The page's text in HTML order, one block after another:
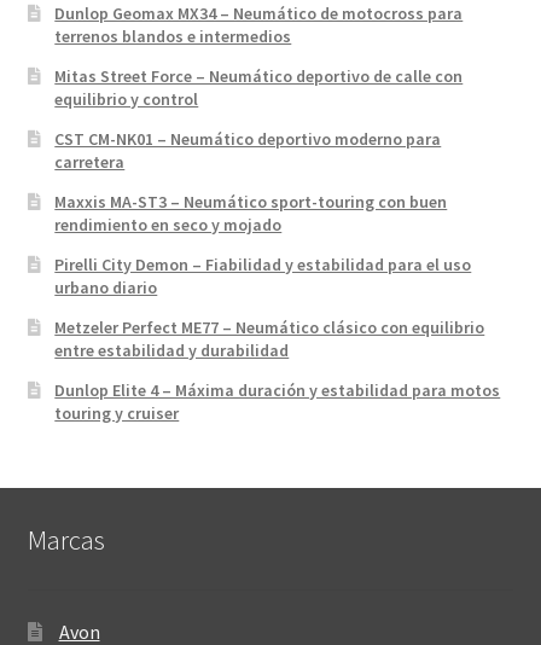
Dunlop Geomax MX34 – Neumático de motocross para
terrenos blandos e intermedios
Mitas Street Force – Neumático deportivo de calle con
equilibrio y control
CST CM-NK01 – Neumático deportivo moderno para
carretera
Maxxis MA-ST3 – Neumático sport-touring con buen
rendimiento en seco y mojado
Pirelli City Demon – Fiabilidad y estabilidad para el uso
urbano diario
Metzeler Perfect ME77 – Neumático clásico con equilibrio
entre estabilidad y durabilidad
Dunlop Elite 4 – Máxima duración y estabilidad para motos
touring y cruiser
Marcas
Avon